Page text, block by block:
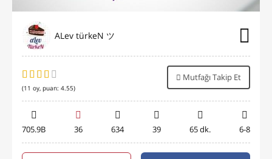
ALev türkeN ツ
(11 oy, puan: 4.55)
Mutfağı Takip Et
705.9B 36 634 39 65 dk. 6-8